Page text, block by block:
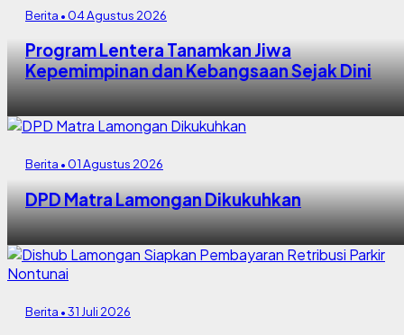
Berita • 04 Agustus 2026
Program Lentera Tanamkan Jiwa
Kepemimpinan dan Kebangsaan Sejak Dini
Berita • 01 Agustus 2026
DPD Matra Lamongan Dikukuhkan
Berita • 31 Juli 2026